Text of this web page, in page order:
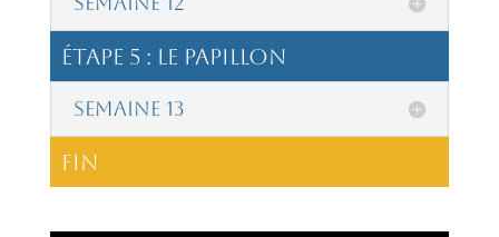
étape 5 : Le Papillon
Semaine 13
Fin